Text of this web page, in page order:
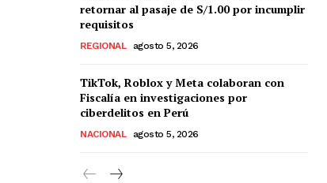
retornar al pasaje de S/1.00 por incumplir
requisitos
REGIONAL agosto 5, 2026
TikTok, Roblox y Meta colaboran con
Fiscalía en investigaciones por
ciberdelitos en Perú
NACIONAL agosto 5, 2026